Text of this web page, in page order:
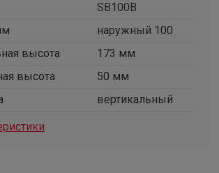
SB100В
наружный 100
высота
173 мм
высота
50 мм
вертикальный